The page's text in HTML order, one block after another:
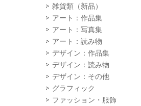
雑貨類（新品）
アート：作品集
アート：写真集
アート：読み物
デザイン：作品集
デザイン：読み物
デザイン：その他
グラフィック
ファッション・服飾